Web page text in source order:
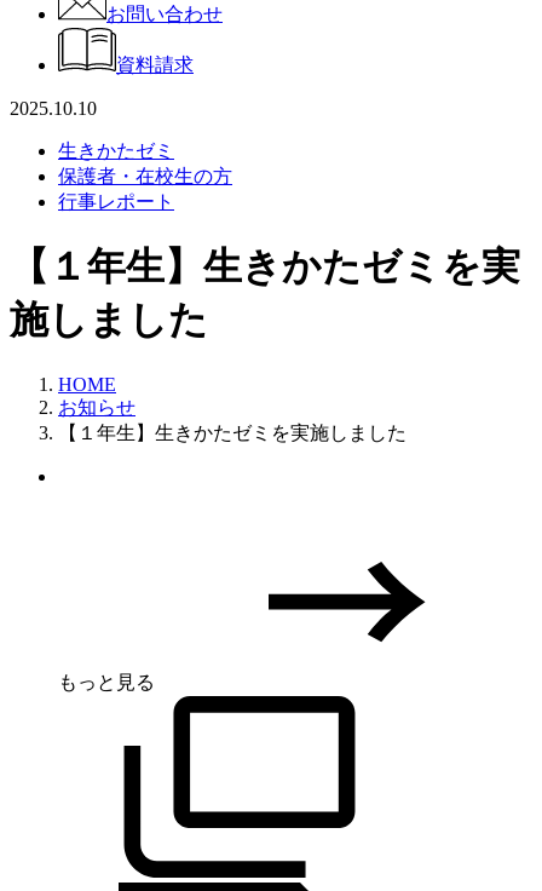
お問い合わせ
資料請求
2025.10.10
生きかたゼミ
保護者・在校生の方
行事レポート
【１年生】生きかたゼミを実
施しました
HOME
お知らせ
【１年生】生きかたゼミを実施しました
もっと見る